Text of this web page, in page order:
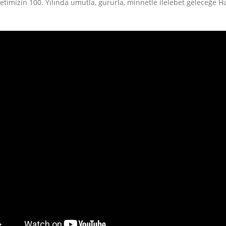
100. Yılında umutla, gururla, minnetle ilelebet geleceğe